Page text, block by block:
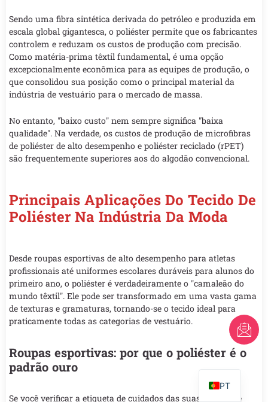
Sendo uma fibra sintética derivada do petróleo e produzida em
escala global gigantesca, o poliéster permite que os fabricantes
controlem e reduzam os custos de produção com precisão.
Como matéria-prima têxtil fundamental, é uma opção
excepcionalmente econômica para as equipes de produção, o
que consolidou sua posição como o principal material da
indústria de vestuário para o mercado de massa.
No entanto, "baixo custo" nem sempre significa "baixa
qualidade". Na verdade, os custos de produção de microfibras
de poliéster de alto desempenho e poliéster reciclado (rPET)
são frequentemente superiores aos do algodão convencional.
Principais Aplicações Do Tecido De
Poliéster Na Indústria Da Moda
Desde roupas esportivas de alto desempenho para atletas
profissionais até uniformes escolares duráveis para alunos do
primeiro ano, o poliéster é verdadeiramente o "camaleão do
mundo têxtil". Ele pode ser transformado em uma vasta gama
de texturas e gramaturas, tornando-se o tecido ideal para
praticamente todas as categorias de vestuário.
Roupas esportivas: por que o poliéster é o
padrão ouro
Se você verificar a etiqueta de cuidados das suas roupas de
PT
FR